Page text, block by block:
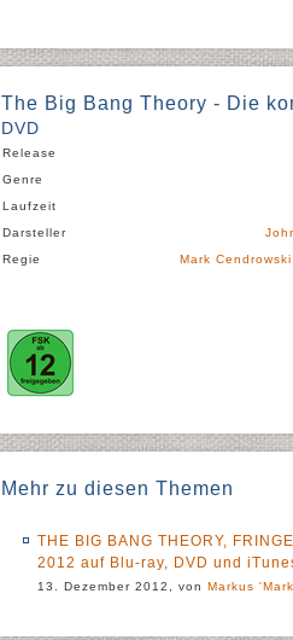
The Big Bang Theory - Die
DVD
Release
Genre
Laufzeit
Darsteller
Regie
Mark Cendrowski
Mehr zu diesen Themen
THE BIG BANG THEORY,
2012 auf Blu-ray, DVD und
13. Dezember 2012, von Markus